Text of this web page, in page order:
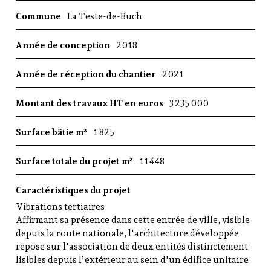
c
t
u
r
e
e
N
v
e
l
A
q
u
i
Commune La Teste-de-Buch
Année de conception 2018
Année de réception du chantier 2021
Montant des travaux HT en euros 3 235 000
Surface bâtie m² 1 825
Surface totale du projet m² 11448
Caractéristiques du projet
Vibrations tertiaires
Affirmant sa présence dans cette entrée de ville, visible
depuis la route nationale, l'architecture développée
repose sur l'association de deux entités distinctement
lisibles depuis l’extérieur au sein d'un édifice unitaire